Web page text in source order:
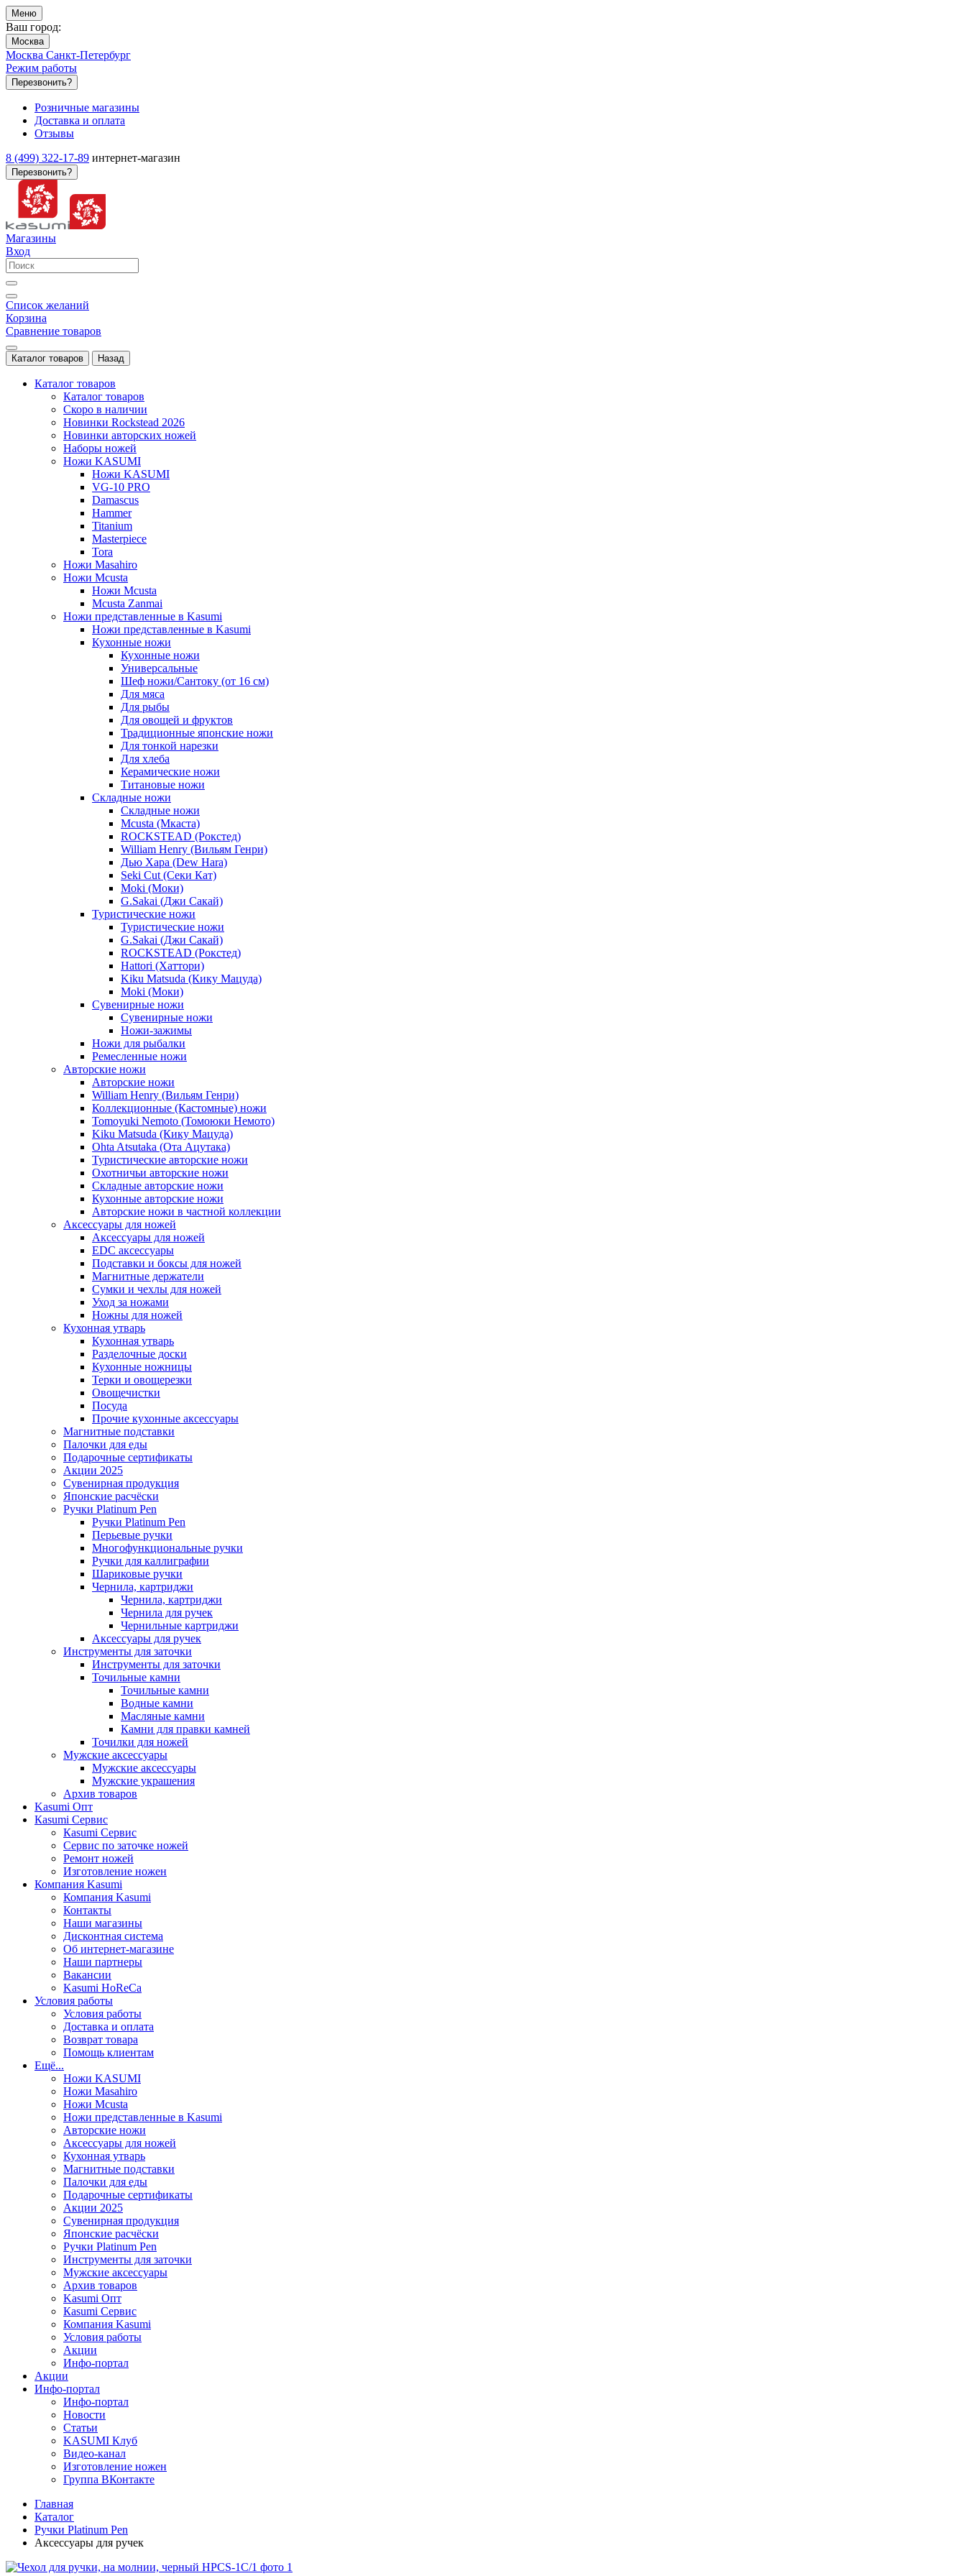
Меню
Ваш город:
Москва
Москва Санкт-Петербург
Режим работы
Перезвонить?
Розничные магазины
Доставка и оплата
Отзывы
8 (499) 322-17-89 интернет-магазин
Перезвонить?
Магазины
Вход
Список желаний
Корзина
Сравнение товаров
Каталог товаров Назад
Каталог товаров
Каталог товаров
Скоро в наличии
Новинки Rockstead 2026
Новинки авторских ножей
Наборы ножей
Ножи KASUMI
Ножи KASUMI
VG-10 PRO
Damascus
Hammer
Titanium
Masterpiece
Tora
Ножи Masahiro
Ножи Mcusta
Ножи Mcusta
Mcusta Zanmai
Ножи представленные в Kasumi
Ножи представленные в Kasumi
Кухонные ножи
Кухонные ножи
Универсальные
Шеф ножи/Сантоку (от 16 см)
Для мяса
Для рыбы
Для овощей и фруктов
Традиционные японские ножи
Для тонкой нарезки
Для хлеба
Керамические ножи
Титановые ножи
Складные ножи
Складные ножи
Mcusta (Мкаста)
ROCKSTEAD (Рокстед)
William Henry (Вильям Генри)
Дью Хара (Dew Hara)
Seki Cut (Секи Кат)
Moki (Моки)
G.Sakai (Джи Сакай)
Туристические ножи
Туристические ножи
G.Sakai (Джи Сакай)
ROCKSTEAD (Рокстед)
Hattori (Хаттори)
Kiku Matsuda (Кику Мацуда)
Moki (Моки)
Сувенирные ножи
Сувенирные ножи
Ножи-зажимы
Ножи для рыбалки
Ремесленные ножи
Авторские ножи
Авторские ножи
William Henry (Вильям Генри)
Коллекционные (Кастомные) ножи
Tomoyuki Nemoto (Томоюки Немото)
Kiku Matsuda (Кику Мацуда)
Ohta Atsutaka (Ота Ацутака)
Туристические авторские ножи
Охотничьи авторские ножи
Складные авторские ножи
Кухонные авторские ножи
Авторские ножи в частной коллекции
Аксессуары для ножей
Аксессуары для ножей
EDC аксессуары
Подставки и боксы для ножей
Магнитные держатели
Сумки и чехлы для ножей
Уход за ножами
Ножны для ножей
Кухонная утварь
Кухонная утварь
Разделочные доски
Кухонные ножницы
Терки и овощерезки
Овощечистки
Посуда
Прочие кухонные аксессуары
Магнитные подставки
Палочки для еды
Подарочные сертификаты
Акции 2025
Сувенирная продукция
Японские расчёски
Ручки Platinum Pen
Ручки Platinum Pen
Перьевые ручки
Многофункциональные ручки
Ручки для каллиграфии
Шариковые ручки
Чернила, картриджи
Чернила, картриджи
Чернила для ручек
Чернильные картриджи
Аксессуары для ручек
Инструменты для заточки
Инструменты для заточки
Точильные камни
Точильные камни
Водные камни
Масляные камни
Камни для правки камней
Точилки для ножей
Мужские аксессуары
Мужские аксессуары
Мужские украшения
Архив товаров
Kasumi Опт
Кasumi Сервис
Кasumi Сервис
Сервис по заточке ножей
Ремонт ножей
Изготовление ножен
Компания Kasumi
Компания Kasumi
Контакты
Наши магазины
Дисконтная система
Об интернет-магазине
Наши партнеры
Вакансии
Kasumi HoReCa
Условия работы
Условия работы
Доставка и оплата
Возврат товара
Помощь клиентам
Ещё...
Ножи KASUMI
Ножи Masahiro
Ножи Mcusta
Ножи представленные в Kasumi
Авторские ножи
Аксессуары для ножей
Кухонная утварь
Магнитные подставки
Палочки для еды
Подарочные сертификаты
Акции 2025
Сувенирная продукция
Японские расчёски
Ручки Platinum Pen
Инструменты для заточки
Мужские аксессуары
Архив товаров
Kasumi Опт
Кasumi Сервис
Компания Kasumi
Условия работы
Акции
Инфо-портал
Акции
Инфо-портал
Инфо-портал
Новости
Статьи
KASUMI Клуб
Видео-канал
Изготовление ножен
Группа ВКонтакте
Главная
Каталог
Ручки Platinum Pen
Аксессуары для ручек